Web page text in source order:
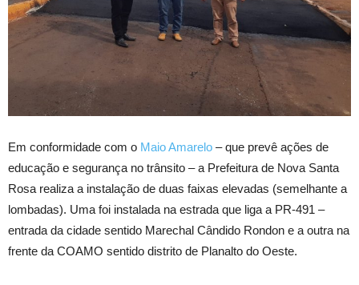
Em conformidade com o Maio Amarelo – que prevê ações de
educação e segurança no trânsito – a Prefeitura de Nova Santa
Rosa realiza a instalação de duas faixas elevadas (semelhante a
lombadas). Uma foi instalada na estrada que liga a PR-491 –
entrada da cidade sentido Marechal Cândido Rondon e a outra na
frente da COAMO sentido distrito de Planalto do Oeste.